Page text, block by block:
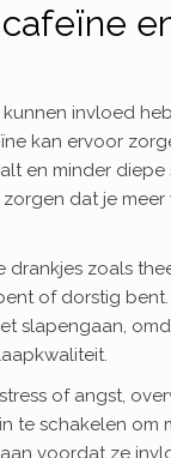
invloed
kan ervoor
en minder diepe
dat je
drankjes zoals
of dorstig bent.
slapengaan,
of angst,
te schakelen om
voordat ze